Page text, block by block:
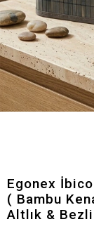
Egonex
( Bambu
Altlık &